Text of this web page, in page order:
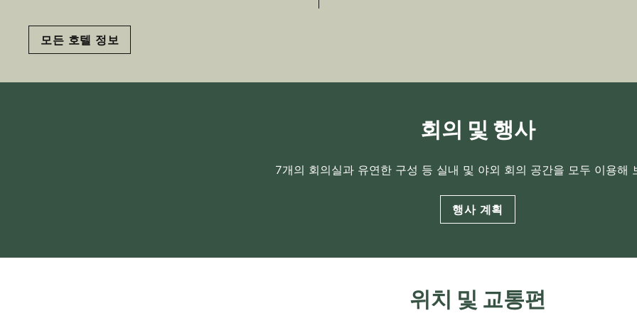
모든 호텔 정보
회의 및 행사
7개의 회의실과 유연한 구성 등 실내 및 야외 회의 공간을 모두 이용해
행사 계획
위치 및 교통편